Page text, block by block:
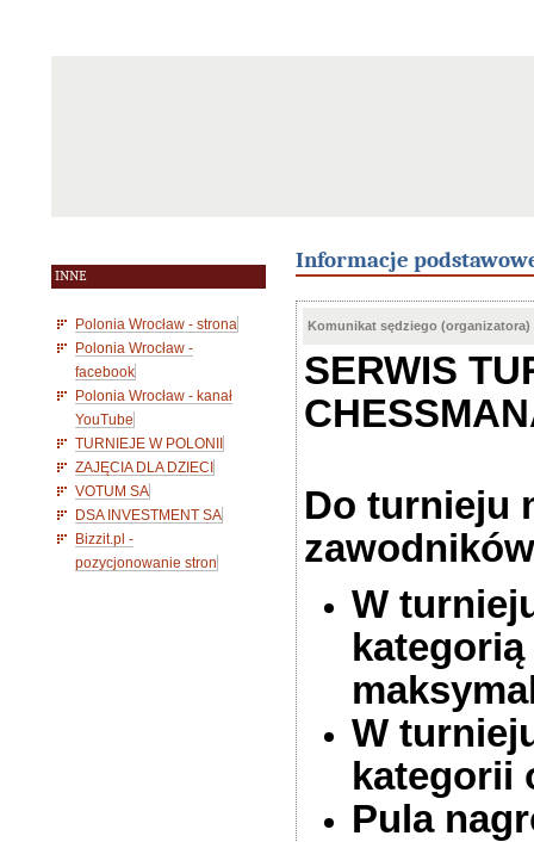
INNE
Polonia Wrocław - strona
Polonia Wrocław -
facebook
Polonia Wrocław - kanał
YouTube
TURNIEJE W POLONII
ZAJĘCIA DLA DZIECI
VOTUM SA
DSA INVESTMENT SA
Bizzit.pl -
pozycjonowanie stron
Informacje
Komunikat sędziego (organizatora)
SERWIS
Do turnieju
W
W
kategorii
Pula